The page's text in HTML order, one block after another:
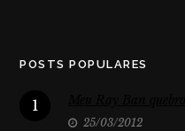
POSTS POPULARES
1
25/03/2012